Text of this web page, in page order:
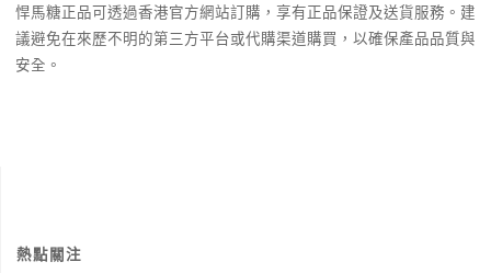
悍馬糖正品可透過香港官方網站訂購，享有正品保證及送貨服務。建
議避免在來歷不明的第三方平台或代購渠道購買，以確保產品品質與
安全。
熱點關注